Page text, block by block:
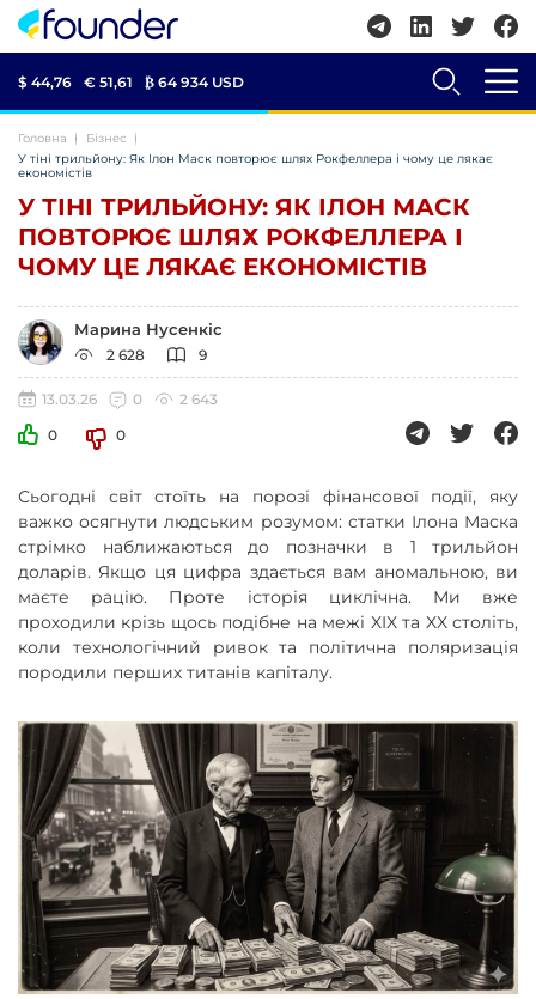
$ 44,76 € 51,61 ₿ 64 934 USD
Головна
Бізнес
У тіні трильйону: Як Ілон Маск повторює шлях Рокфеллера і чому це лякає
економістів
У ТІНІ ТРИЛЬЙОНУ: ЯК ІЛОН МАСК
ПОВТОРЮЄ ШЛЯХ РОКФЕЛЛЕРА І
ЧОМУ ЦЕ ЛЯКАЄ ЕКОНОМІСТІВ
Марина Нусенкіс
2 628 9
13.03.26 0
2 643
0
0
Сьогодні світ стоїть на порозі фінансової події, яку
важко осягнути людським розумом: статки Ілона Маска
стрімко наближаються до позначки в 1 трильйон
доларів. Якщо ця цифра здається вам аномальною, ви
маєте рацію. Проте історія циклічна. Ми вже
проходили крізь щось подібне на межі XIX та XX століть,
коли технологічний ривок та політична поляризація
породили перших титанів капіталу.